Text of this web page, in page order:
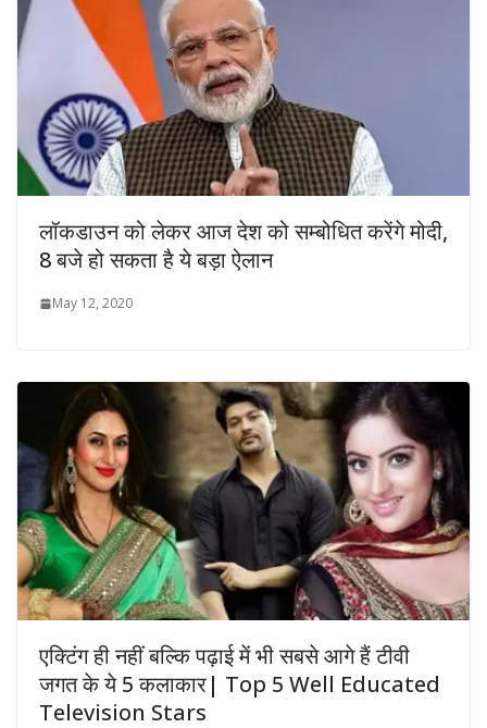
लॉकडाउन को लेकर आज देश को सम्बोधित करेंगे मोदी,
8 बजे हो सकता है ये बड़ा ऐलान
May 12, 2020
एक्टिंग ही नहीं बल्कि पढ़ाई में भी सबसे आगे हैं टीवी
जगत के ये 5 कलाकार| Top 5 Well Educated
Television Stars